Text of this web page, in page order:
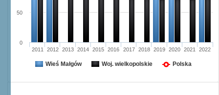
2011 2012 2013 2014 2015 2016 2017 2018 2019 2020 2021 2022
0
50
Wieś Małgów Woj. wielkopolskie Polska